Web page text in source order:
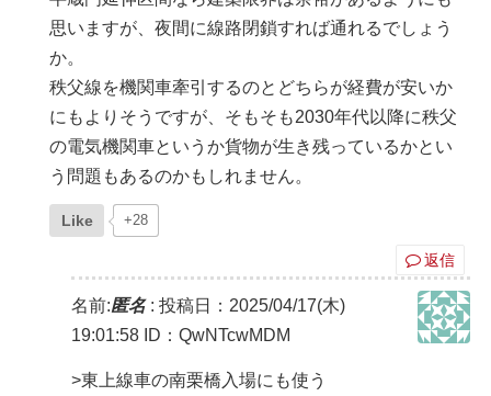
思いますが、夜間に線路閉鎖すれば通れるでしょう
か。
秩父線を機関車牽引するのとどちらが経費が安いか
にもよりそうですが、そもそも2030年代以降に秩父
の電気機関車というか貨物が生き残っているかとい
う問題もあるのかもしれません。
Like +28
返信
名前:匿名: 投稿日：2025/04/17(木)
19:01:58 ID：QwNTcwMDM
>東上線車の南栗橋入場にも使う